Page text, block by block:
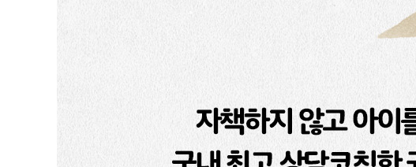
공감 경험이 중요한 이유
아이에게 심리적 산소를 불어넣자
[거울부모가 되기 위한 STEP 3] 아이의 자존감을 높이는 대화법
04 주목하고, 인정하고, 칭찬하라
아이의 마음을 어떻게 비춰야 할까